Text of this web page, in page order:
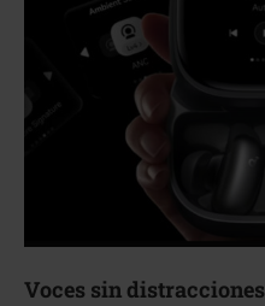
Voces sin distracciones